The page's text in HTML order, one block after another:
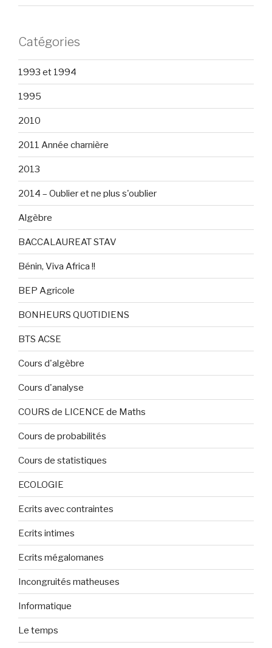
Catégories
1993 et 1994
1995
2010
2011 Année charnière
2013
2014 – Oublier et ne plus s'oublier
Algèbre
BACCALAUREAT STAV
Bénin, Viva Africa !!
BEP Agricole
BONHEURS QUOTIDIENS
BTS ACSE
Cours d'algèbre
Cours d'analyse
COURS de LICENCE de Maths
Cours de probabilités
Cours de statistiques
ECOLOGIE
Ecrits avec contraintes
Ecrits intimes
Ecrits mégalomanes
Incongruités matheuses
Informatique
Le temps